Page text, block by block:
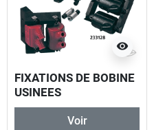
visibility
FIXATIONS DE BOBINE
USINEES
Voir